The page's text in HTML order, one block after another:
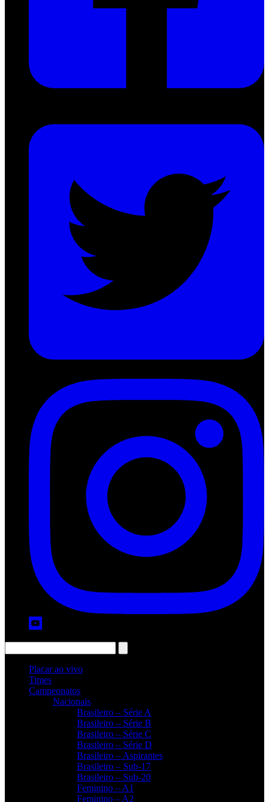
Placar ao vivo
Times
Campeonatos
Nacionais
Brasileiro – Série A
Brasileiro – Série B
Brasileiro – Série C
Brasileiro – Série D
Brasileiro – Aspirantes
Brasileiro – Sub-17
Brasileiro – Sub-20
Feminino – A1
Feminino – A2